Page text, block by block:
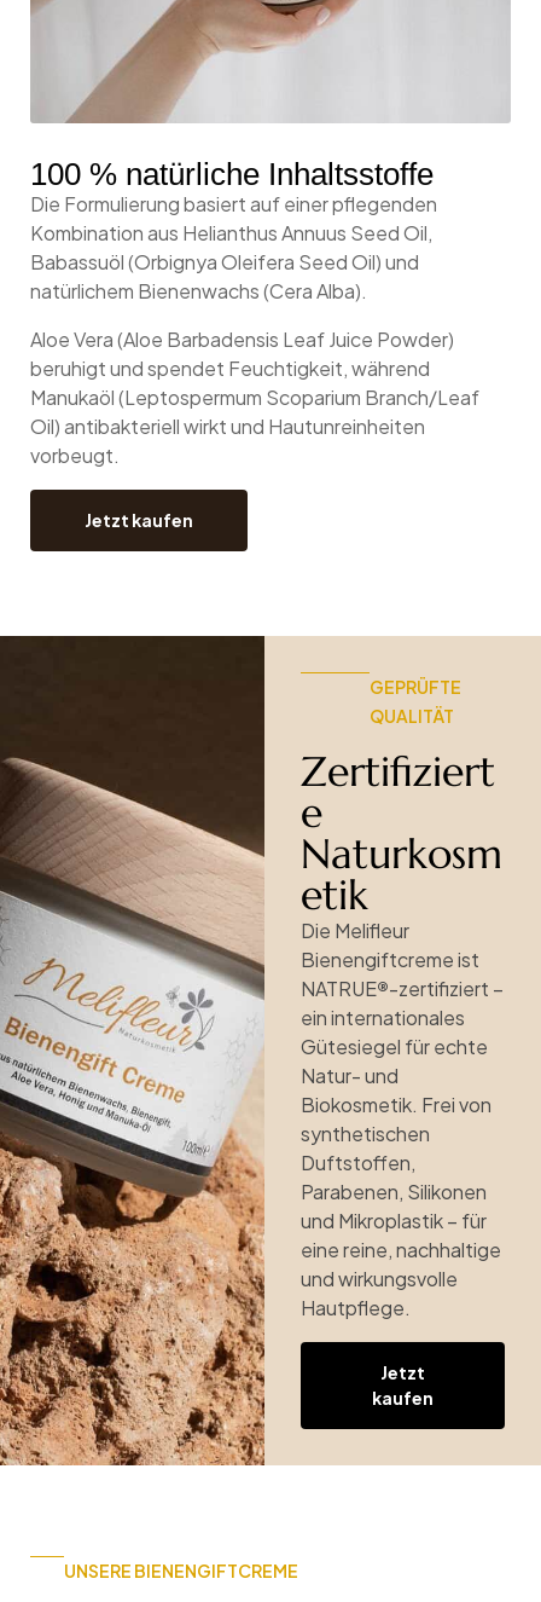
100 % natürliche Inhaltsstoffe
Die Formulierung basiert auf einer pflegenden
Kombination aus Helianthus Annuus Seed Oil,
Babassuöl (Orbignya Oleifera Seed Oil) und
natürlichem Bienenwachs (Cera Alba).
Aloe Vera (Aloe Barbadensis Leaf Juice Powder)
beruhigt und spendet Feuchtigkeit, während
Manukaöl (Leptospermum Scoparium Branch/Leaf
Oil) antibakteriell wirkt und Hautunreinheiten
vorbeugt.
Jetzt kaufen
GEPRÜFTE
QUALITÄT
Zertifiziert
e
Naturkosm
etik
Die Melifleur
Bienengiftcreme ist
NATRUE®-zertifiziert –
ein internationales
Gütesiegel für echte
Natur- und
Biokosmetik. Frei von
synthetischen
Duftstoffen,
Parabenen, Silikonen
und Mikroplastik – für
eine reine, nachhaltige
und wirkungsvolle
Hautpflege.
Jetzt
kaufen
UNSERE BIENENGIFTCREME